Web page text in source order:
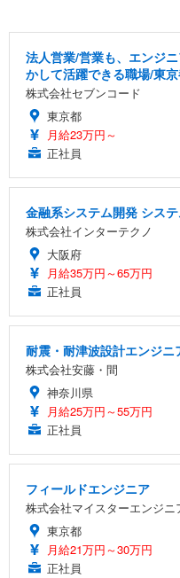
法人営業/営業も、エンジ
かして活躍できる職場/東
株式会社セブンコード
東京都
月給23万円～
正社員
金融系システム開発 シス
株式会社インターテクノ
大阪府
月給35万円～65万円
正社員
耐震・耐津波設計エンジニ
株式会社安藤・間
神奈川県
月給25万円～55万円
正社員
フィールドエンジニア
株式会社マイスターエンジニ
東京都
月給21万円～30万円
正社員